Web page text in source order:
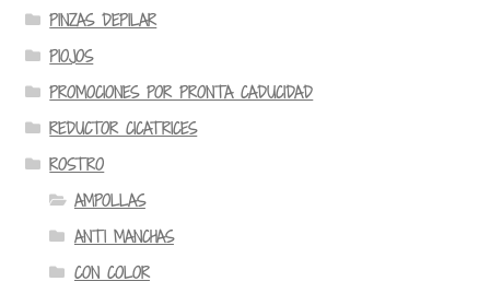
PINZAS DEPILAR
PIOJOS
PROMOCIONES POR PRONTA CADUCIDAD
REDUCTOR CICATRICES
ROSTRO
AMPOLLAS
ANTI MANCHAS
CON COLOR